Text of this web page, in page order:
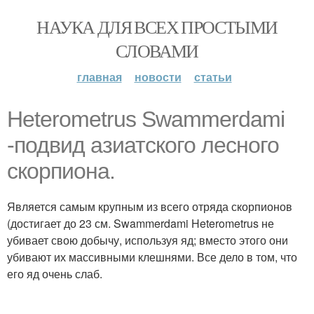
НАУКА ДЛЯ ВСЕХ ПРОСТЫМИ
СЛОВАМИ
главная новости статьи
Heterometrus Swammerdami
-подвид азиатского лесного
скорпиона.
Является самым крупным из всего отряда скорпионов
(достигает до 23 см. Swammerdami Heterometrus не
убивает свою добычу, используя яд; вместо этого они
убивают их массивными клешнями. Все дело в том, что
его яд очень слаб.